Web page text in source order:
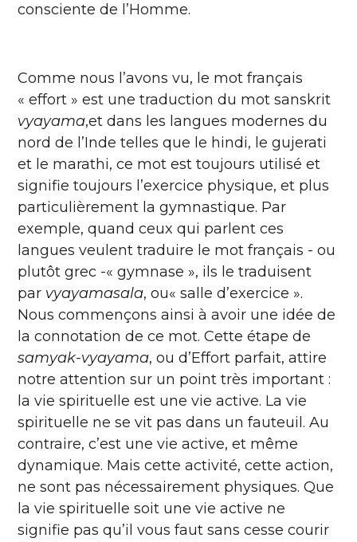
consciente de l’Homme.
Comme nous l’avons vu, le mot français
« effort » est une traduction du mot sanskrit
vyayama,et dans les langues modernes du
nord de l’Inde telles que le hindi, le gujerati
et le marathi, ce mot est toujours utilisé et
signifie toujours l’exercice physique, et plus
particulièrement la gymnastique. Par
exemple, quand ceux qui parlent ces
langues veulent traduire le mot français - ou
plutôt grec -« gymnase », ils le traduisent
par vyayamasala, ou« salle d’exercice ».
Nous commençons ainsi à avoir une idée de
la connotation de ce mot. Cette étape de
samyak-vyayama, ou d’Effort parfait, attire
notre attention sur un point très important :
la vie spirituelle est une vie active. La vie
spirituelle ne se vit pas dans un fauteuil. Au
contraire, c’est une vie active, et même
dynamique. Mais cette activité, cette action,
ne sont pas nécessairement physiques. Que
la vie spirituelle soit une vie active ne
signifie pas qu’il vous faut sans cesse courir